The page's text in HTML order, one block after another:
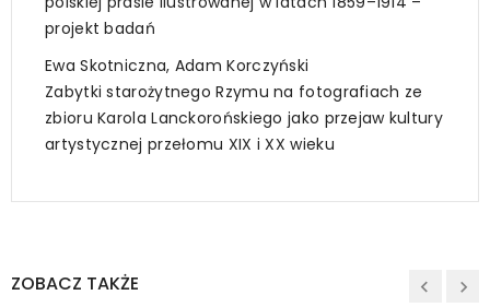
projekt badań
Ewa Skotniczna, Adam Korczyński
Zabytki starożytnego Rzymu na fotografiach ze
zbioru Karola Lanckorońskiego jako przejaw kultury
artystycznej przełomu XIX i XX wieku
ZOBACZ TAKŻE